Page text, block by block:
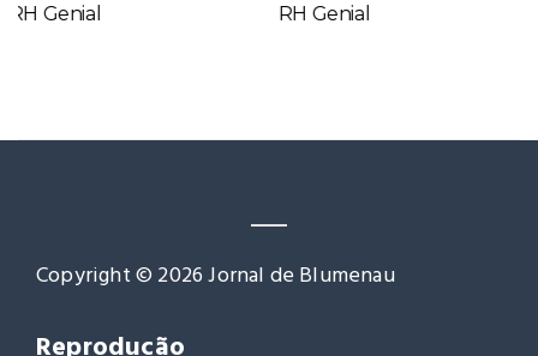
RH Genial RH Genial
Copyright © 2026 Jornal de Blumenau
Reprodução